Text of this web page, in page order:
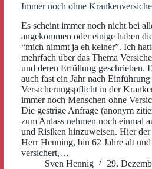
Immer noch ohne
Es scheint immer noch nicht bei
angekommen oder einige haben
“mich nimmt ja eh keiner”. Ich
mehrfach über das Thema
und deren Erfüllung geschrieben.
auch fast ein Jahr nach Einführung
Versicherungspflicht in der
immer noch Menschen ohne
Die gestrige Anfrage (anonym
zum Anlass nehmen noch einmal
und Risiken hinzuweisen. Hier
Herr Henning, bin 62 Jahre alt
versichert,…
Sven Hennig
29.